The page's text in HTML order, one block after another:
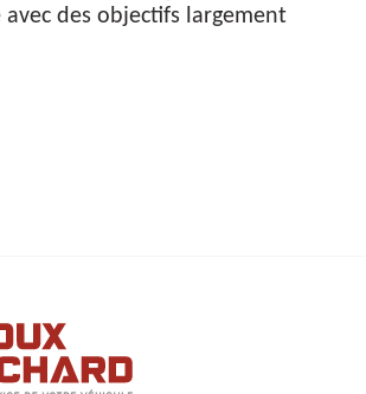
avec des objectifs largement